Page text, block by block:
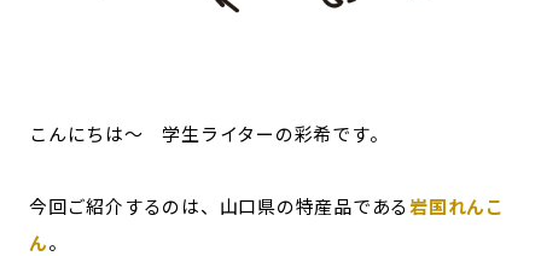
こんにちは〜 学生ライターの彩希です。
今回ご紹介するのは、山口県の特産品である岩国れんこ
ん。